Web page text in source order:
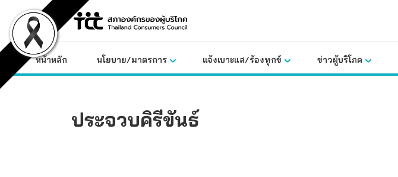
content
หน้าหลัก นโยบาย/มาตรการ แจ้งเบาะแส/ร้องทุกข์ ข่าวผู้บริโภค
ประจวบคิรีขันธ์